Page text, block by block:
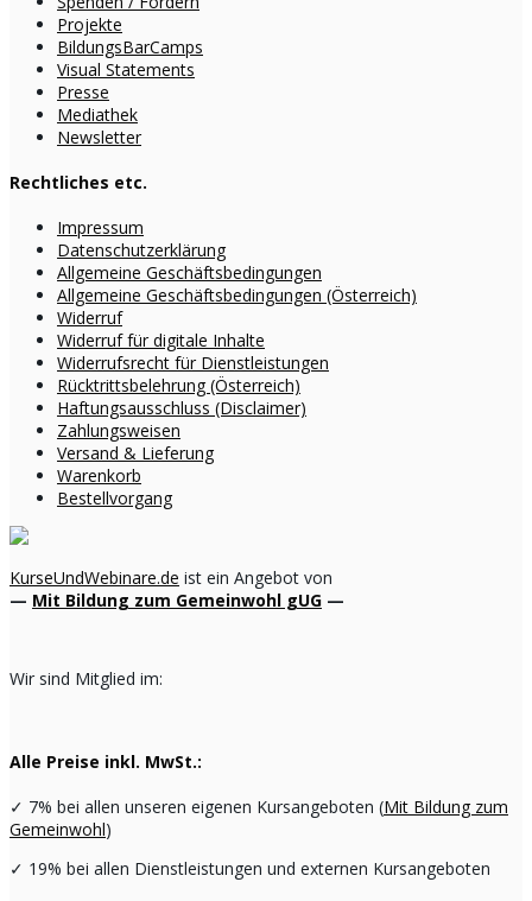
Projekte
BildungsBarCamps
Visual Statements
Presse
Mediathek
Newsletter
Rechtliches etc.
Impressum
Datenschutzerklärung
Allgemeine Geschäftsbedingungen
Allgemeine Geschäftsbedingungen (Österreich)
Widerruf
Widerruf für digitale Inhalte
Widerrufsrecht für Dienstleistungen
Rücktrittsbelehrung (Österreich)
Haftungsausschluss (Disclaimer)
Zahlungsweisen
Versand & Lieferung
Warenkorb
Bestellvorgang
KurseUndWebinare.de ist ein Angebot von
— Mit Bildung zum Gemeinwohl gUG —
Wir sind Mitglied im:
Alle Preise inkl. MwSt.:
✓ 7% bei allen unseren eigenen Kursangeboten (Mit Bildung zum
Gemeinwohl)
✓ 19% bei allen Dienstleistungen und externen Kursangeboten